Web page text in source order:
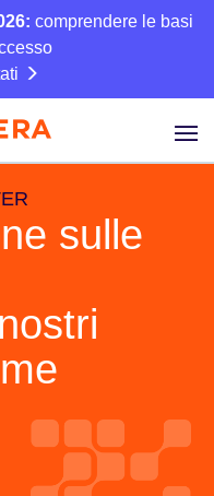
comprendere le basi
sulle